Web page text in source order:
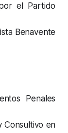
el Partido
Benavente
Penales
Consultivo en